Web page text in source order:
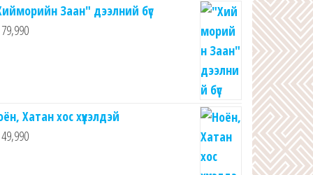
Заан" дээлний бүс
79,990
Хатан хос хүүхэлдэй
49,990